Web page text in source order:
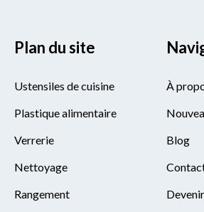
Plan du site
Ustensiles de cuisine
Plastique alimentaire
Verrerie
Nettoyage
Rangement
À
Blog